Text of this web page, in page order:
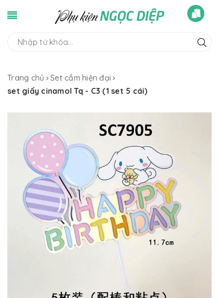
Trang chủ
Set cắm hiện đại
set giấy cinamol Tq - C3 (1 set 5 cái)